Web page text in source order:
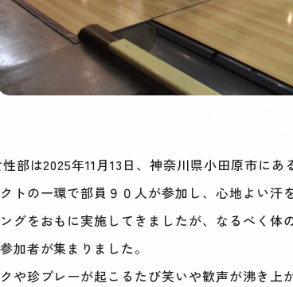
部は2025年11月13日、神奈川県小田原市に
トの一環で部員９０人が参加し、心地よい汗
グをおもに実施してきましたが、なるべく
加者が集まりました。
や珍プレーが起こるたび笑いや歓声が沸き上